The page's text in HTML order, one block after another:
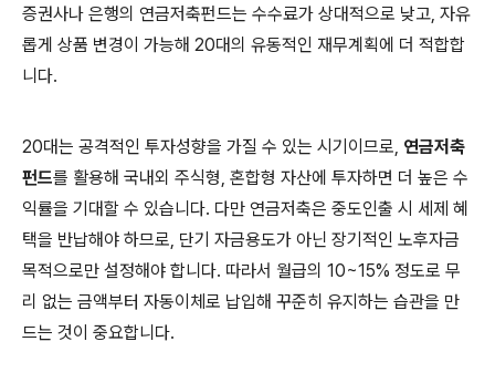
증권사나 은행의 연금저축펀드는 수수료가 상대적으로 낮고, 자유
롭게 상품 변경이 가능해 20대의 유동적인 재무계획에 더 적합합
니다.
20대는 공격적인 투자성향을 가질 수 있는 시기이므로, 연금저축
펀드를 활용해 국내외 주식형, 혼합형 자산에 투자하면 더 높은 수
익률을 기대할 수 있습니다. 다만 연금저축은 중도인출 시 세제 혜
택을 반납해야 하므로, 단기 자금용도가 아닌 장기적인 노후자금
목적으로만 설정해야 합니다. 따라서 월급의 10~15% 정도로 무
리 없는 금액부터 자동이체로 납입해 꾸준히 유지하는 습관을 만
드는 것이 중요합니다.